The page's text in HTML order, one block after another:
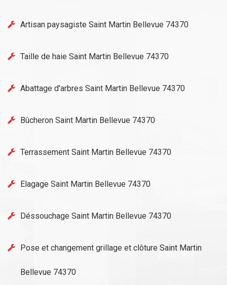
Artisan paysagiste Saint Martin Bellevue 74370
Taille de haie Saint Martin Bellevue 74370
Abattage d'arbres Saint Martin Bellevue 74370
Bûcheron Saint Martin Bellevue 74370
Terrassement Saint Martin Bellevue 74370
Elagage Saint Martin Bellevue 74370
Déssouchage Saint Martin Bellevue 74370
Pose et changement grillage et clôture Saint Martin
Bellevue 74370